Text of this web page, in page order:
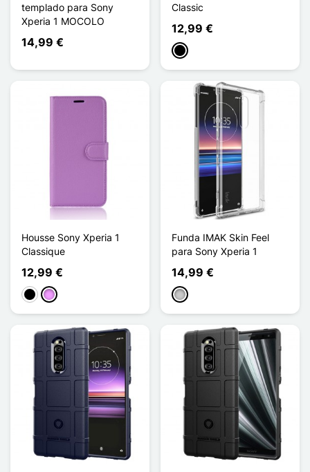
templado para Sony
Xperia 1 MOCOLO
14,99 €
Classic
12,99 €
Negro
Housse Sony Xperia 1
Classique
12,99 €
NegroMorado claro
Funda IMAK Skin Feel
para Sony Xperia 1
14,99 €
Transparente